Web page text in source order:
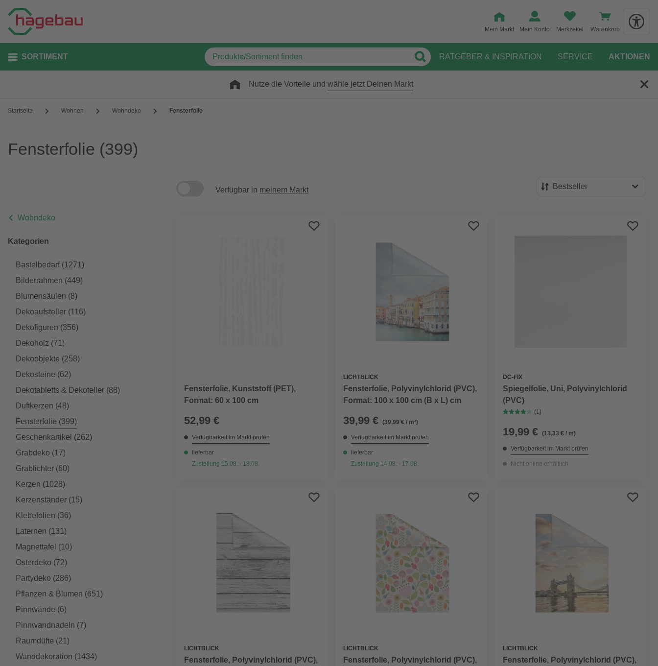
Mein Markt Mein Konto Merkzettel Warenkorb
SORTIMENT RATGEBER & INSPIRATION SERVICE AKTIONEN
Nutze die Vorteile und wähle jetzt Deinen Markt
Startseite Wohnen Wohndeko Fensterfolie
Fensterfolie (399)
Wohndeko
Kategorien
Bastelbedarf(1271)
Bilderrahmen (449)
Blumensäulen (8)
Dekoaufsteller (116)
Dekofiguren (356)
Dekoholz (71)
Dekoobjekte (258)
Dekosteine (62)
Dekotabletts & Dekoteller (88)
Duftkerzen (48)
Fensterfolie (399)
Geschenkartikel (262)
Grabdeko (17)
Grablichter (60)
Kerzen (1028)
Kerzenständer (15)
Klebefolien (36)
Laternen (131)
Magnettafel (10)
Osterdeko (72)
Partydeko (286)
Pflanzen & Blumen (651)
Pinnwände (6)
Pinnwandnadeln (7)
Raumdüfte (21)
Wanddekoration (1434)
Verfügbar in meinem Markt Bestseller
Fensterfolie, Kunststoff (PET),
Format: 60 x 100 cm
52,99 €
Verfügbarkeit im Markt prüfen
lieferbar
Zustellung 15.08. - 18.08.
LICHTBLICK
Fensterfolie, Polyvinylchlorid (PVC),
Format: 100 x 100 cm (B x L) cm
39,99 € (39,99 € / m²)
Verfügbarkeit im Markt prüfen
lieferbar
Zustellung 14.08. - 17.08.
DC-FIX
Spiegelfolie, Uni, Polyvinylchlorid
(PVC)
(1)
19,99 € (13,33 € / m)
Verfügbarkeit im Markt prüfen
Nicht online erhältlich
LICHTBLICK
Fensterfolie, Polyvinylchlorid (PVC),
LICHTBLICK
Fensterfolie, Polyvinylchlorid (PVC),
LICHTBLICK
Fensterfolie, Polyvinylchlorid (PVC),